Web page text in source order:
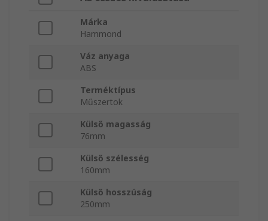
Márka
Hammond
Váz anyaga
ABS
Terméktípus
Műszertok
Külső magasság
76mm
Külső szélesség
160mm
Külső hosszúság
250mm